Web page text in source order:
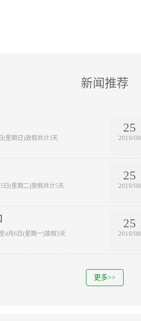
新闻推荐
(星期日)放假共计3天
日(星期二)放假共计5天
4月6日(星期一)放假3天
25
2019/08
25
2019/08
25
2019/08
更多>>